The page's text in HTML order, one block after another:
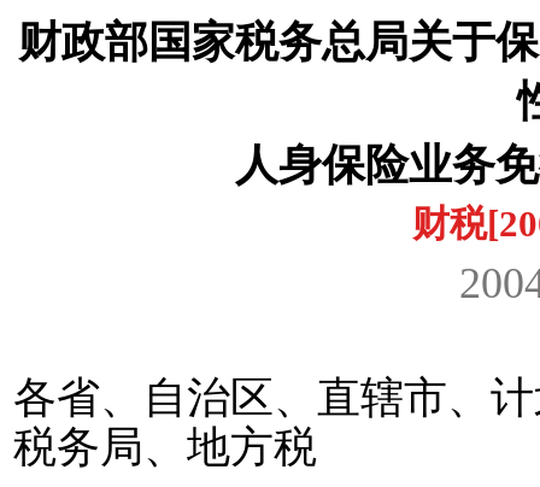
财政部国家税务总局关于
人身保险业务
财税
各省、自治区、直辖市、
税务局、地方税